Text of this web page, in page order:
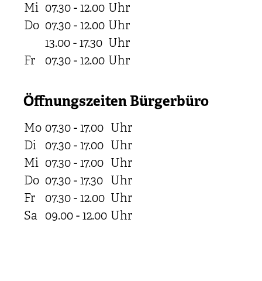
Mi 07.30 - 12.00 Uhr
Do 07.30 - 12.00 Uhr
13.00 - 17.30 Uhr
Fr
07.30 - 12.00 Uhr
Öffnungszeiten Bürgerbüro
Mo 07.30 - 17.00 Uhr
Di
07.30 - 17.00 Uhr
Mi 07.30 - 17.00 Uhr
Do 07.30 - 17.30 Uhr
Fr
07.30 - 12.00 Uhr
Sa 09.00 - 12.00 Uhr